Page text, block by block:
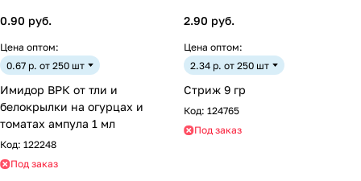
0.90 руб.
Цена оптом:
0.67 р. от 250 шт
Имидор ВРК от тли и
белокрылки на огурцах и
томатах ампула 1 мл
Код: 122248
Под заказ
2.90 руб.
Цена оптом:
2.34 р. от 250 шт
Стриж 9 гр
Код: 124765
Под заказ